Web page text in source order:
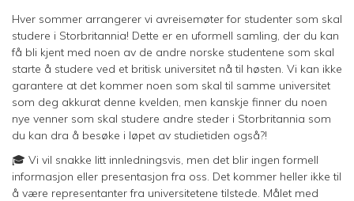
Hver sommer arrangerer vi avreisemøter for studenter som skal
studere i Storbritannia! Dette er en uformell samling, der du kan
få bli kjent med noen av de andre norske studentene som skal
starte å studere ved et britisk universitet nå til høsten. Vi kan ikke
garantere at det kommer noen som skal til samme universitet
som deg akkurat denne kvelden, men kanskje finner du noen
nye venner som skal studere andre steder i Storbritannia som
du kan dra å besøke i løpet av studietiden også?!
🎓 Vi vil snakke litt innledningsvis, men det blir ingen formell
informasjon eller presentasjon fra oss. Det kommer heller ikke til
å være representanter fra universitetene tilstede. Målet med